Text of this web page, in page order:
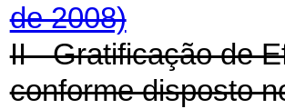
de 2008)
II - Gratificação de
conforme disposto